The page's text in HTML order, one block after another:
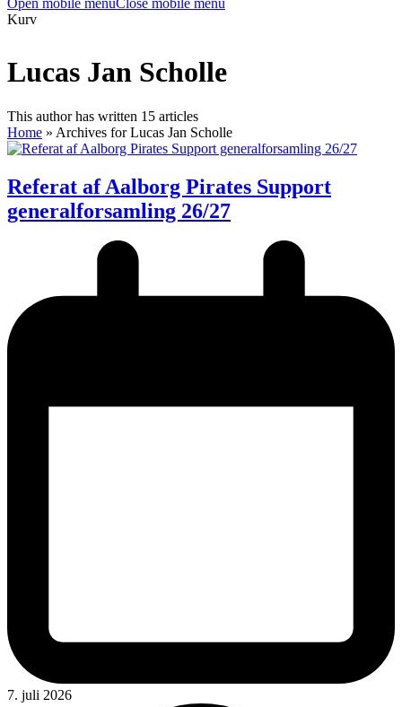
Kurv
Lucas Jan Scholle
This author has written 15 articles
Home » Archives for Lucas Jan Scholle
Referat af Aalborg Pirates Support
generalforsamling 26/27
7. juli 2026